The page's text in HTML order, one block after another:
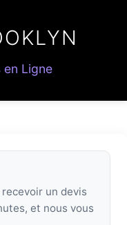
en Ligne
un devis
et nous vous